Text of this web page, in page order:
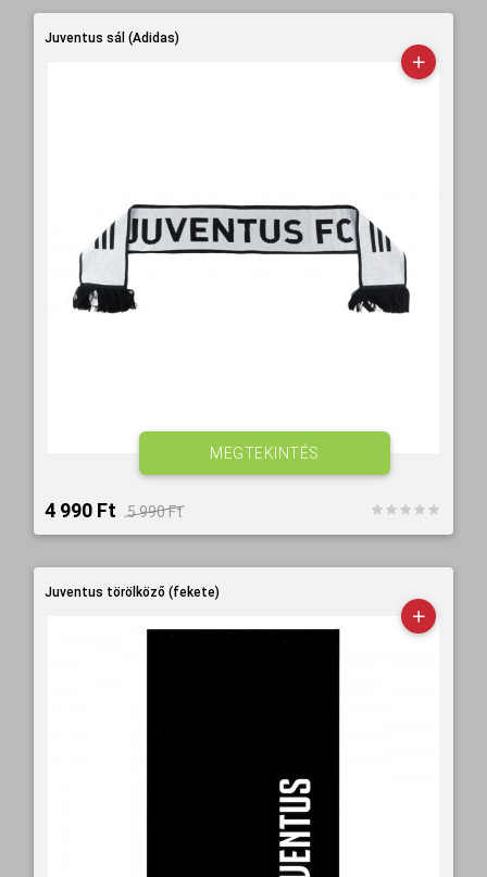
Juventus sál (Adidas)
4 990 Ft‎ 5 990 Ft‎
MEGTEKINTÉS
Juventus törölköző (fekete)